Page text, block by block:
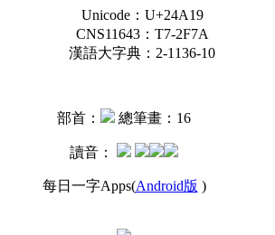
Unicode：U+24A19
CNS11643：T7-2F7A
漢語大字典：2-1136-10
部首： 總筆畫：16
讀音：
每日一字Apps(Android版 )